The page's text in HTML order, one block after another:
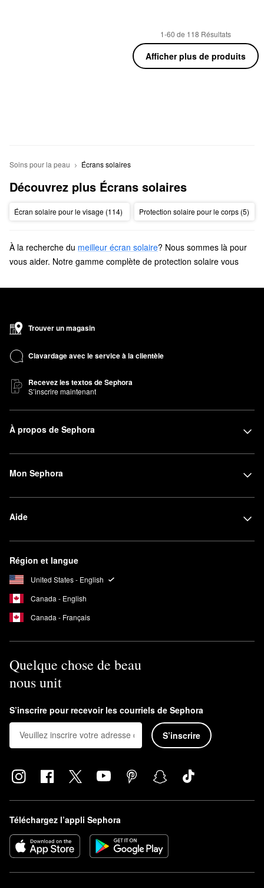
1-60 de 118 Résultats
Afficher plus de produits
Soins pour la peau Écrans solaires
Découvrez plus Écrans solaires
Écran solaire pour le visage (114) Protection solaire pour le corps (5)
À la recherche du meilleur écran solaire? Nous sommes là pour
vous aider. Notre gamme complète de protection solaire vous
environnementales.
Trouver un magasin
Clavardage avec le service à la clientèle
Recevez les textos de Sephora
S’inscrire maintenant
À propos de Sephora
Mon Sephora
Aide
Région et langue
United States - English
Canada - English
Canada - Français
Quelque chose de beau
nous unit
S’inscrire pour recevoir les courriels de Sephora
S’inscrire
Téléchargez l’appli Sephora